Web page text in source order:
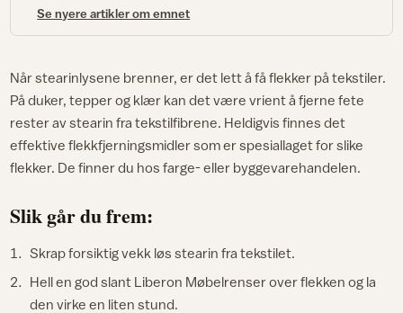
Se nyere artikler om emnet
Når stearinlysene brenner, er det lett å få flekker på tekstiler.
På duker, tepper og klær kan det være vrient å fjerne fete
rester av stearin fra tekstilfibrene. Heldigvis finnes det
effektive flekkfjerningsmidler som er spesiallaget for slike
flekker. De finner du hos farge- eller byggevarehandelen.
Slik går du frem:
Skrap forsiktig vekk løs stearin fra tekstilet.
Hell en god slant Liberon Møbelrenser over flekken og la
den virke en liten stund.